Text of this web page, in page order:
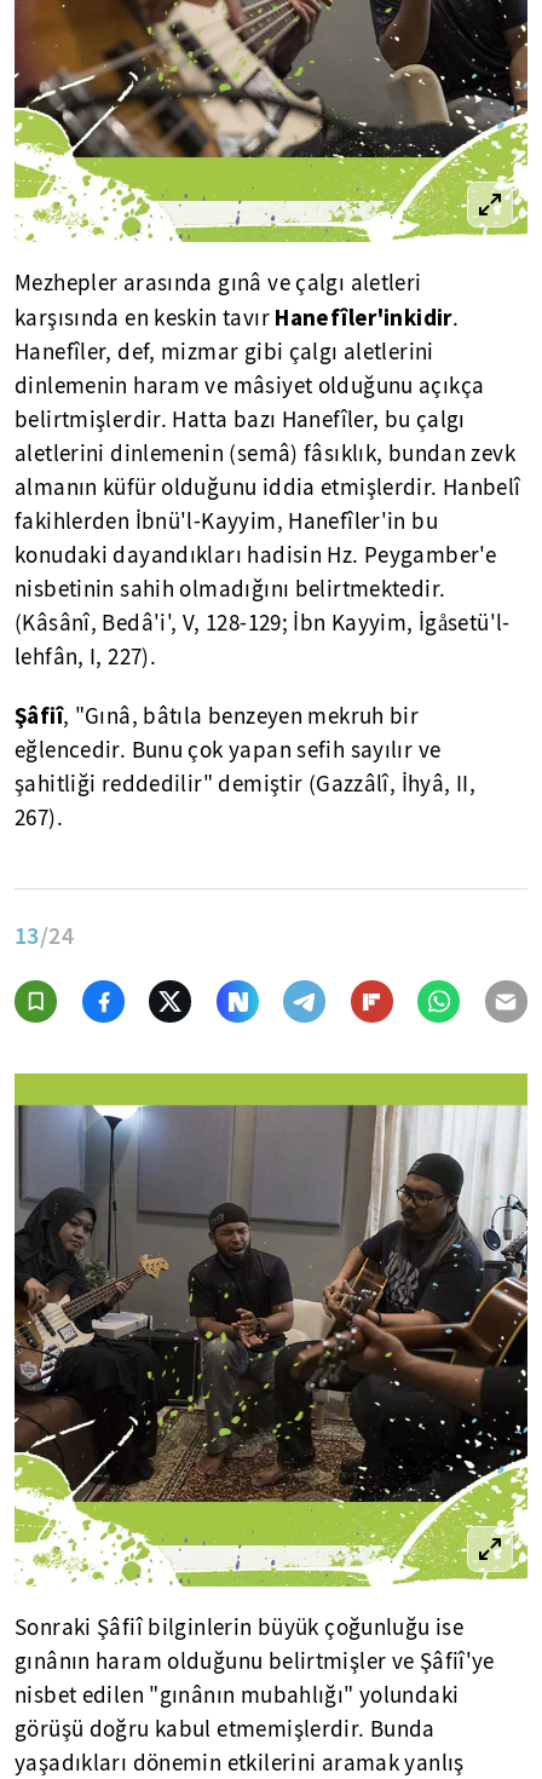
Mezhepler arasında gınâ ve çalgı aletleri
karşısında en keskin tavır Hanefîler'inkidir.
Hanefîler, def, mizmar gibi çalgı aletlerini
dinlemenin haram ve mâsiyet olduğunu açıkça
belirtmişlerdir. Hatta bazı Hanefîler, bu çalgı
aletlerini dinlemenin (semâ) fâsıklık, bundan zevk
almanın küfür olduğunu iddia etmişlerdir. Hanbelî
fakihlerden İbnü'l-Kayyim, Hanefîler'in bu
konudaki dayandıkları hadisin Hz. Peygamber'e
nisbetinin sahih olmadığını belirtmektedir.
(Kâsânî, Bedâ'i', V, 128-129; İbn Kayyim, İgåsetü'l-
lehfân, I, 227).
Şâfiî, "Gınâ, bâtıla benzeyen mekruh bir
eğlencedir. Bunu çok yapan sefih sayılır ve
şahitliği reddedilir" demiştir (Gazzâlî, İhyâ, II,
267).
13/24
Sonraki Şâfiî bilginlerin büyük çoğunluğu ise
gınânın haram olduğunu belirtmişler ve Şâfiî'ye
nisbet edilen "gınânın mubahlığı" yolundaki
görüşü doğru kabul etmemişlerdir. Bunda
yaşadıkları dönemin etkilerini aramak yanlış